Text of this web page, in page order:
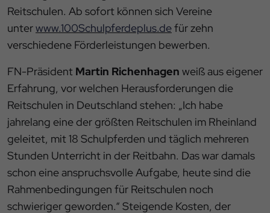
Reitschulen. Ab sofort können sich Vereine
unterwww.100Schulpferdeplus.defür zehn
verschiedene Förderleistungen bewerben.
FN-Präsident Martin Richenhagen weiß aus eigener
Erfahrung, vor welchen Herausforderungen die
Reitschulen in Deutschland stehen: „Ich habe
jahrelang eine der größten Reitschulen im Rheinland
geleitet, mit 18 Schulpferden und täglich mehreren
Stunden Unterricht in der Reitbahn. Das war damals
schon eine anspruchsvolle Aufgabe, heute sind die
Rahmenbedingungen für Reitschulen noch
schwieriger geworden.“ Steigende Kosten, der